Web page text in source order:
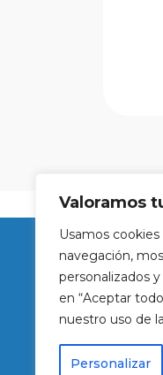
Valoramos
Usamos
navegación,
personalizados
en “Aceptar
nuestro uso de
Personalizar
Contacto
Email: